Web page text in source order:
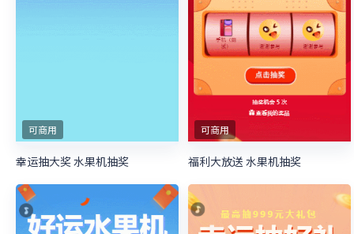
可商用
幸运抽大奖 水果机抽奖
可商用
福利大放送 水果机抽奖